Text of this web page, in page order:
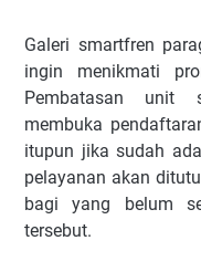
Galeri smartfren
ingin menikmati
Pembatasan unit
membuka
itupun jika sudah
pelayanan akan
bagi yang belum
tersebut.